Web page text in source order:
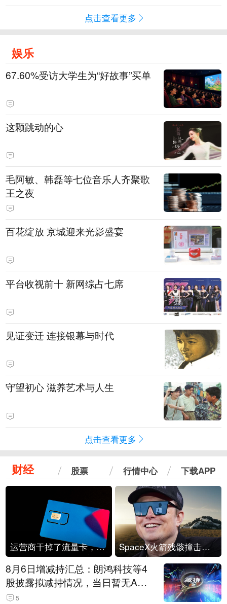
点击查看更多
娱乐
67.60%受访大学生为“好故事”买单
这颗跳动的心
毛阿敏、韩磊等七位音乐人齐聚歌
王之夜
百花绽放 京城迎来光影盛宴
平台收视前十 新网综占七席
见证变迁 连接银幕与时代
守望初心 滋养艺术与人生
点击查看更多
财经 股票 行情中心 下载APP
运营商干掉了流量卡，他们真的玩不起了 SpaceX火箭残骸撞击月球
8月6日增减持汇总：朗鸿科技等4
股披露拟减持情况，当日暂无A股
公司披露拟增持情况（表）
5